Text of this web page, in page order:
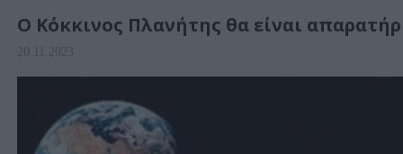
Ο Κόκκινος Πλανήτης θα είναι
20.11.2023